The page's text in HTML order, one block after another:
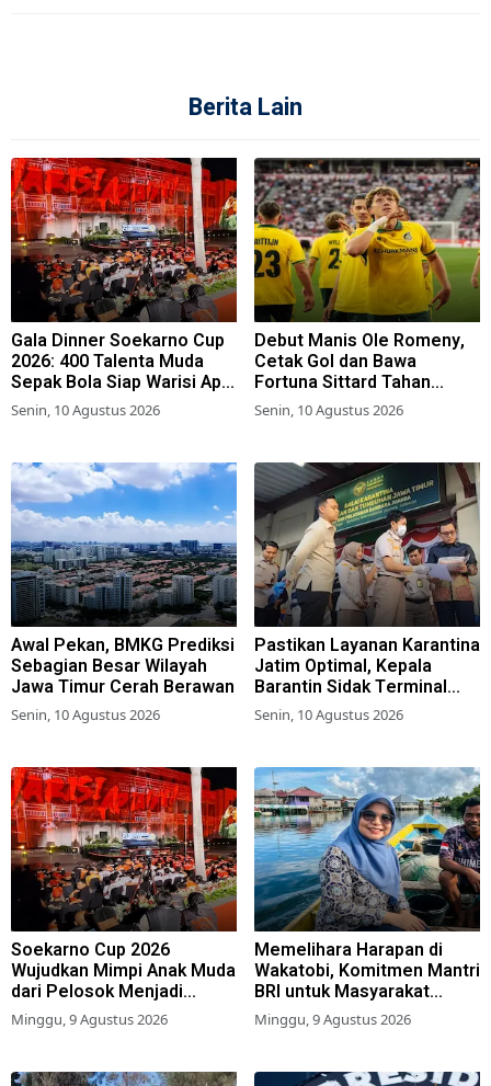
Berita Lain
Gala Dinner Soekarno Cup
2026: 400 Talenta Muda
Sepak Bola Siap Warisi Api
Perjuangan
Senin, 10 Agustus 2026
Debut Manis Ole Romeny,
Cetak Gol dan Bawa
Fortuna Sittard Tahan
Imbang PSV Eindhoven
Senin, 10 Agustus 2026
Awal Pekan, BMKG Prediksi
Sebagian Besar Wilayah
Jawa Timur Cerah Berawan
Senin, 10 Agustus 2026
Pastikan Layanan Karantina
Jatim Optimal, Kepala
Barantin Sidak Terminal
Kargo Bandara Juanda
Senin, 10 Agustus 2026
Soekarno Cup 2026
Wujudkan Mimpi Anak Muda
dari Pelosok Menjadi
Pemain Sepak Bola
Profesional
Minggu, 9 Agustus 2026
Memelihara Harapan di
Wakatobi, Komitmen Mantri
BRI untuk Masyarakat
Bahari
Minggu, 9 Agustus 2026